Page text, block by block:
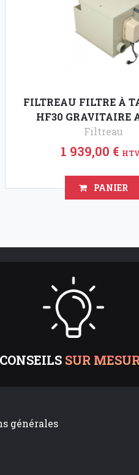
FILTREAU FILTRE À
HF30 GRAVITAIRE
Filtreau
1 939,00 €
PANIER
CONSEILS SUR
générales